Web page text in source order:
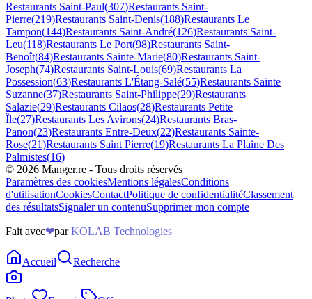
Restaurants Saint-Paul(307)Restaurants Saint-
Pierre(219)Restaurants Saint-Denis(188)Restaurants Le
Tampon(144)Restaurants Saint-André(126)Restaurants Saint-
Leu(118)Restaurants Le Port(98)Restaurants Saint-
Benoît(84)Restaurants Sainte-Marie(80)Restaurants Saint-
Joseph(74)Restaurants Saint-Louis(69)Restaurants La
Possession(63)Restaurants L'Étang-Salé(55)Restaurants Sainte
Suzanne(37)Restaurants Saint-Philippe(29)Restaurants
Salazie(29)Restaurants Cilaos(28)Restaurants Petite
Île(27)Restaurants Les Avirons(24)Restaurants Bras-
Panon(23)Restaurants Entre-Deux(22)Restaurants Sainte-
Rose(21)Restaurants Saint Pierre(19)Restaurants La Plaine Des
Palmistes(16)
© 2026 Manger.re - Tous droits réservés
Paramètres des cookiesMentions légalesConditions
d'utilisationCookiesContactPolitique de confidentialitéClassement
des résultatsSignaler un contenuSupprimer mon compte
Fait avec❤par KOLAB Technologies
Accueil Recherche